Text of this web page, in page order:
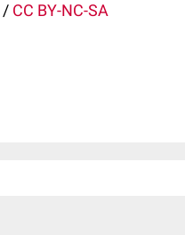
/ CC BY-NC-SA